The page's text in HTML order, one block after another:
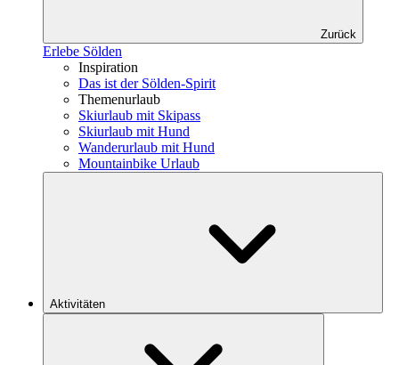
Zurück
Erlebe Sölden
Inspiration
Das ist der Sölden-Spirit
Themenurlaub
Skiurlaub mit Skipass
Skiurlaub mit Hund
Wanderurlaub mit Hund
Mountainbike Urlaub
Aktivitäten